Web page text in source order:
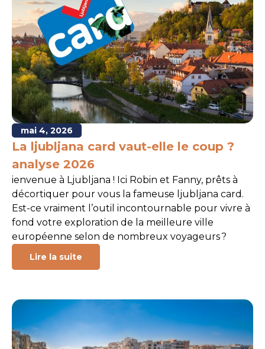
mai 4, 2026
La ljubljana card vaut-elle le coup ?
analyse 2026
ienvenue à Ljubljana ! Ici Robin et Fanny, prêts à
décortiquer pour vous la fameuse ljubljana card.
Est-ce vraiment l’outil incontournable pour vivre à
fond votre exploration de la meilleure ville
européenne selon de nombreux voyageurs ?
Lire la suite